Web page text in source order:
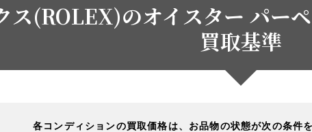
ス(ROLEX)のオイスター パー
買取基準
各コンディションの買取価格は、お品物の状態が次の条件